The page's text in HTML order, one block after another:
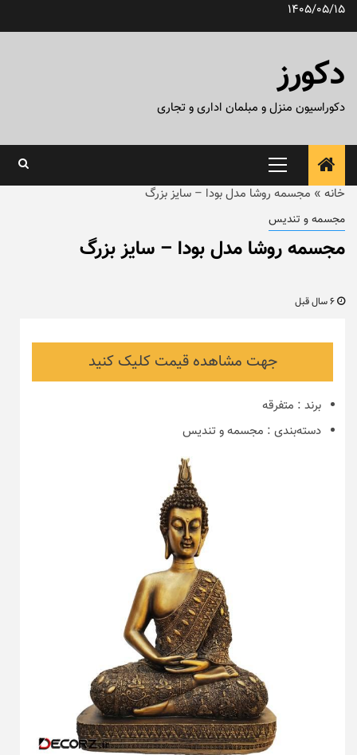
پرش1405/05/15
دکورز
دکوراسیون منزل و مبلمان اداری و تجاری
منوی
اصلی
خانه » مجسمه روشا مدل بودا – سایز بزرگ
مجسمه و تندیس
مجسمه روشا مدل بودا – سایز بزرگ
جهت مشاهده قیمت کلیک کنید
برند : متفرقه
دسته‌بندی : مجسمه و تندیس